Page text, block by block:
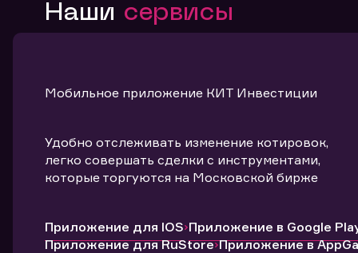
Наши сервисы
Мобильное приложение КИТ Инвестиции
Удобно отслеживать изменение котировок,
легко совершать сделки с инструментами,
которые торгуются на Московской бирже
Приложение для IOS Приложение в Google
Приложение для RuStore Приложение в